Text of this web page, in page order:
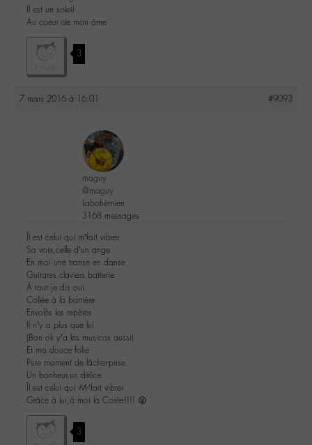
Il est un soleil
Au coeur de mon âme
3
7 mars 2016 à 16:01 #9093
maguy
@maguy
Labohémien
3168 messages
Îl est celui qui m’fait vibrer
Sa voix,celle d’un ange
En moi une transe en danse
Guitares,claviers,batterie
À tout je dis oui
Collée à la barrière
Envolés les repères
Il n’y a plus que lui
(Bon ok y’a les musicos aussi)
Et ma douce folie
Pure moment de lâcher-prise
Un bonheur,un délice
Îl est celui qui -M-‘fait vibrer
Grâce à lui,à moi la Corée!!!! 😜
3